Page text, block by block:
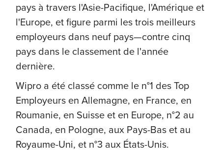
pays à travers l'Asie-Pacifique, l'Amérique et
l'Europe, et figure parmi les trois meilleurs
employeurs dans neuf pays—contre cinq
pays dans le classement de l'année
dernière.
Wipro a été classé comme le n°1 des Top
Employeurs en Allemagne, en France, en
Roumanie, en Suisse et en Europe, n°2 au
Canada, en Pologne, aux Pays-Bas et au
Royaume-Uni, et n°3 aux États-Unis.